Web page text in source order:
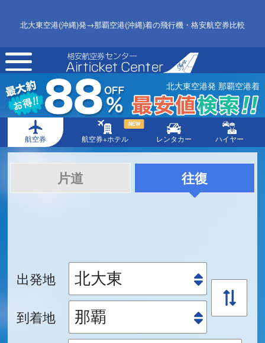
北大東空港(沖縄)発→那覇空港(沖縄)着の飛行機・格安航空券比較
toggle
navigation
北大東空港発 那覇空港着
航空券 航空券+ホテル
NEW
レンタカー ハイヤー
片道 往復
出発地
到着地